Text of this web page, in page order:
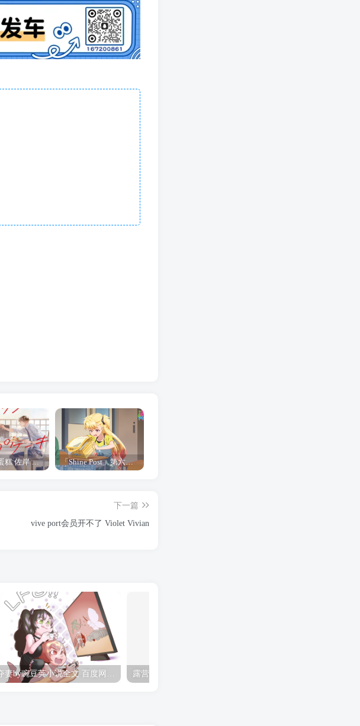
经典杯子蛋糕 佐岸 漫画「经典杯子蛋糕」宣布真人日剧化 「Shine Post」第六话ED主题曲「Yellow Rose」无字幕MV公开
下一篇
vive port会员开不了 Violet Vivian
夺妻by豌豆荚小说全文 百度网盘 Duo!